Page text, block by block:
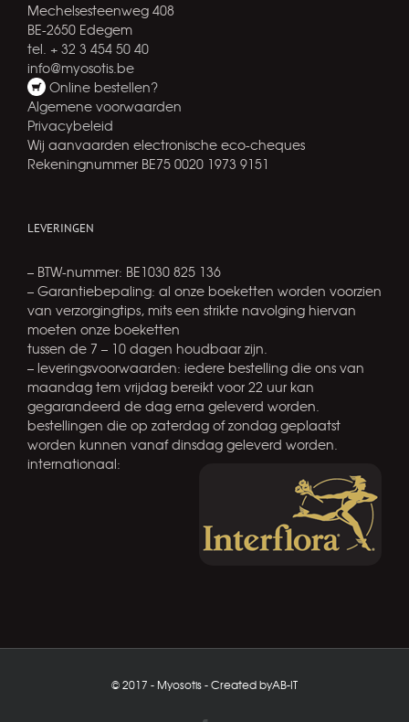
Mechelsesteenweg 408
BE-2650 Edegem
tel. + 32 3 454 50 40
info@myosotis.be
Online bestellen?
Algemene voorwaarden
Privacybeleid
Wij aanvaarden electronische eco-cheques
Rekeningnummer BE75 0020 1973 9151
LEVERINGEN
– BTW-nummer: BE1030 825 136
– Garantiebepaling: al onze boeketten worden voorzien
van verzorgingtips, mits een strikte navolging hiervan
moeten onze boeketten
tussen de 7 – 10 dagen houdbaar zijn.
– leveringsvoorwaarden: iedere bestelling die ons van
maandag tem vrijdag bereikt voor 22 uur kan
gegarandeerd de dag erna geleverd worden.
bestellingen die op zaterdag of zondag geplaatst
worden kunnen vanaf dinsdag geleverd worden.
internationaal:
© 2017 - Myosotis - Created byAB-IT